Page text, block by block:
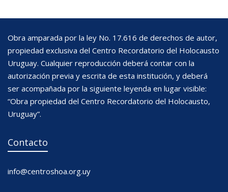
Obra amparada por la ley No. 17.616 de derechos de autor,
propiedad exclusiva del Centro Recordatorio del Holocausto
Uruguay. Cualquier reproducción deberá contar con la
autorización previa y escrita de esta institución, y deberá
ser acompañada por la siguiente leyenda en lugar visible:
“Obra propiedad del Centro Recordatorio del Holocausto,
Uruguay”.
Contacto
info@centroshoa.org.uy